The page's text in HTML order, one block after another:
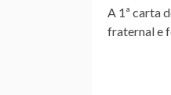
A 1ª carta
fraternal e